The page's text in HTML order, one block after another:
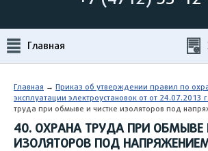
Главная
Главная → Приказ об утверждении правил по
эксплуатации электроустановок от от 24.07.2013
труда при обмыве и чистке изоляторов под
40. ОХРАНА ТРУДА ПРИ ОБМЫВЕ
ИЗОЛЯТОРОВ ПОД